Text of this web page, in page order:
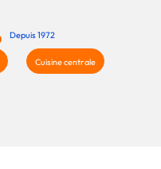
Depuis 1972
Cuisine centrale